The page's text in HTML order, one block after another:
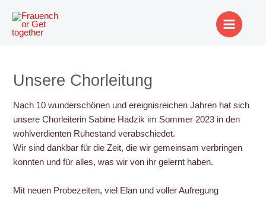
Inhalt
springen
Main
Menu
Unsere Chorleitung
Nach 10 wunderschönen und ereignisreichen Jahren hat sich
unsere Chorleiterin Sabine Hadzik im Sommer 2023 in den
wohlverdienten Ruhestand verabschiedet.
Wir sind dankbar für die Zeit, die wir gemeinsam verbringen
konnten und für alles, was wir von ihr gelernt haben.
Mit neuen Probezeiten, viel Elan und voller Aufregung
navigation